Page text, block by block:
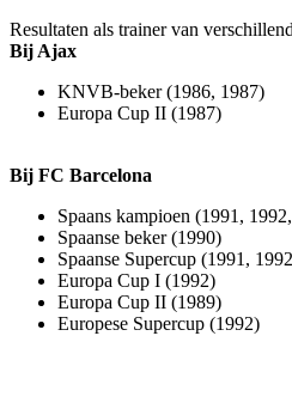
Resultaten als trainer van
Bij Ajax
KNVB-beker (1986, 1987)
Europa Cup II (1987)
Bij FC Barcelona
Spaans kampioen (1991,
Spaanse beker (1990)
Spaanse Supercup (1991,
Europa Cup I (1992)
Europa Cup II (1989)
Europese Supercup (1992)